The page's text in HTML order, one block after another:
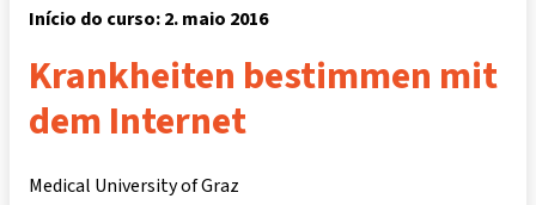
Início do curso: 2. maio 2016
Krankheiten bestimmen mit
dem Internet
Medical University of Graz